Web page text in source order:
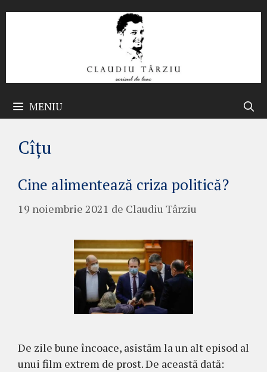
MENIU
Cîțu
Cine alimentează criza politică?
19 noiembrie 2021 de Claudiu Târziu
De zile bune încoace, asistăm la un alt episod al
unui film extrem de prost. De această dată: